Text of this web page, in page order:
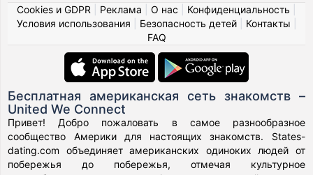
Cookies и GDPR
Реклама О нас Конфиденциальность
Условия использования
Безопасность детей| Контакты
FAQ
Бесплатная американская сеть знакомств –
United We Connect
Привет! Добро пожаловать в самое разнообразное
сообщество Америки для настоящих знакомств. States-
dating.com объединяет американских одиноких людей от
побережья до побережья, отмечая культурное